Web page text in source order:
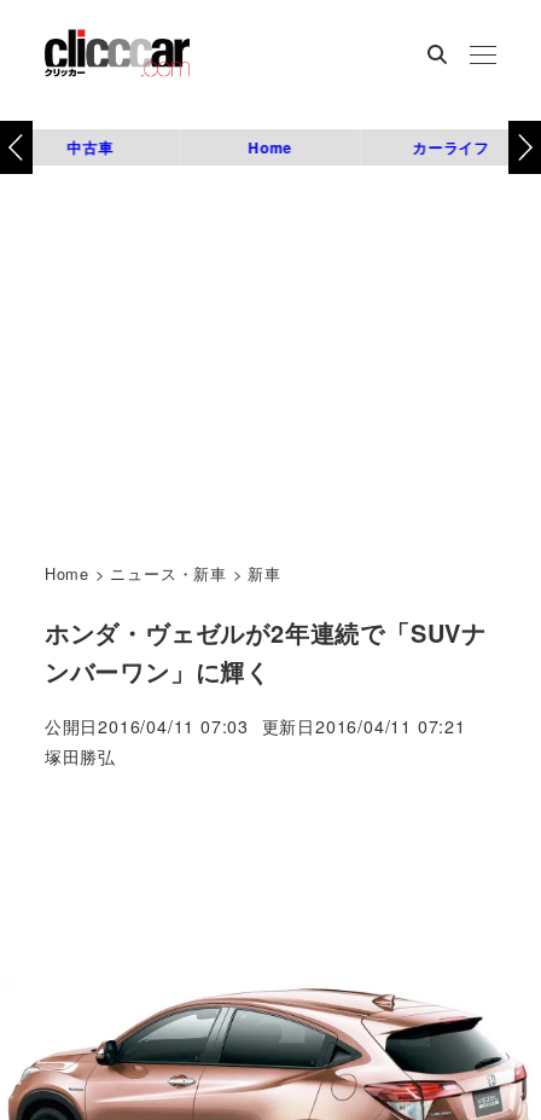
中古車 Home カーライフ
Home > ニュース・新車 > 新車
ホンダ・ヴェゼルが2年連続で「SUVナ
ンバーワン」に輝く
公開日2016/04/11 07:03 更新日2016/04/11 07:21
著
塚田勝弘